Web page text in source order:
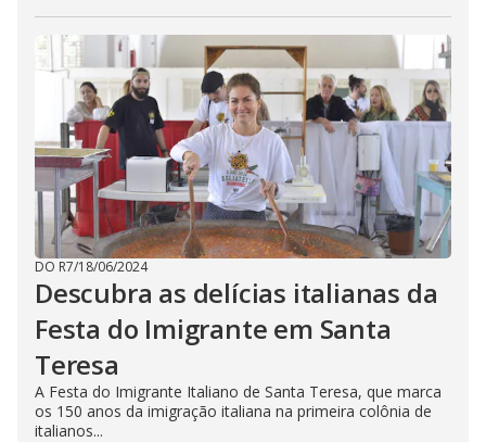
DO R7/18/06/2024
Descubra as delícias italianas da
Festa do Imigrante em Santa
Teresa
A Festa do Imigrante Italiano de Santa Teresa, que marca
os 150 anos da imigração italiana na primeira colônia de
italianos...